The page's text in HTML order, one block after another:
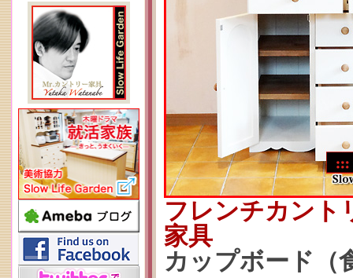
フレンチカント
家具
カップボード